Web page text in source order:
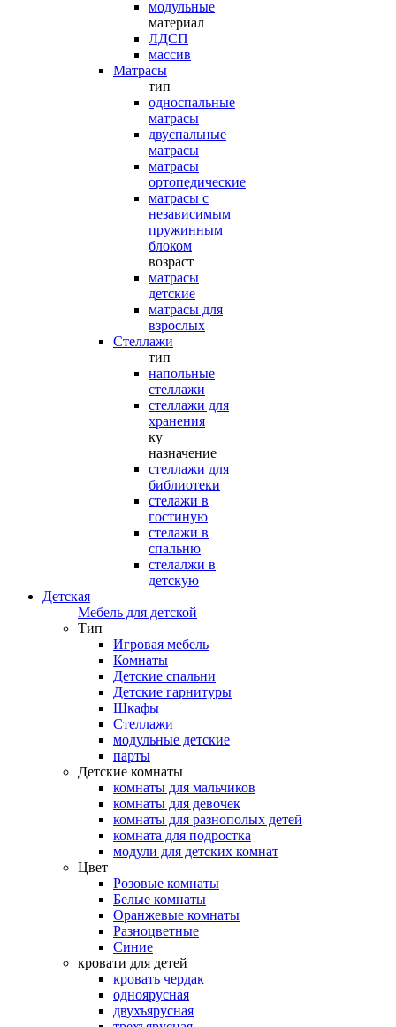
модульные
материал
ЛДСП
массив
Матрасы
тип
односпальные
матрасы
двуспальные
матрасы
матрасы
ортопедические
матрасы с
независимым
пружинным
блоком
возраст
матрасы
детские
матрасы для
взрослых
Стеллажи
тип
напольные
стеллажи
стеллажи для
хранения
ку
назначение
стеллажи для
библиотеки
стелажи в
гостиную
стелажи в
спальню
стелалжи в
детскую
Детская
Мебель для детской
Тип
Игровая мебель
Комнаты
Детские спальни
Детские гарнитуры
Шкафы
Стеллажи
модульные детские
парты
Детские комнаты
комнаты для мальчиков
комнаты для девочек
комнаты для разнополых детей
комната для подростка
модули для детских комнат
Цвет
Розовые комнаты
Белые комнаты
Оранжевые комнаты
Разноцветные
Синие
кровати для детей
кровать чердак
одноярусная
двухъярусная